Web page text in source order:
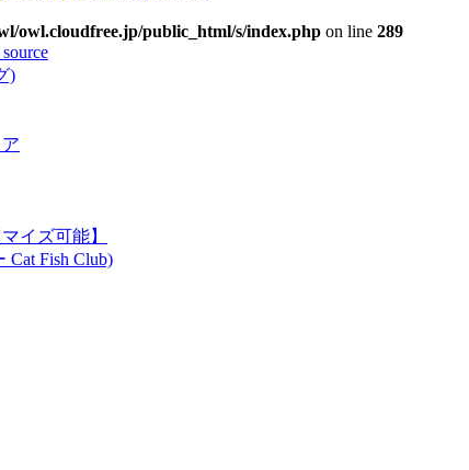
owl.cloudfree.jp/public_html/s/index.php on line 289
)
イズ可能】
Fish Club)